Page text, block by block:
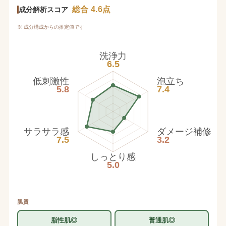
成分解析スコア 総合 4.6点
※ 成分構成からの推定値です
洗浄力
6.5
泡立ち
7.4
ダメージ補修
3.2
しっとり感
5.0
サラサラ感
7.5
低刺激性
5.8
肌質
脂性肌◎ 普通肌◎